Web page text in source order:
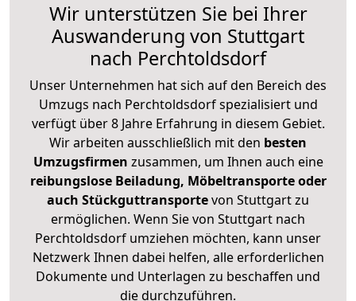
Wir unterstützen Sie bei Ihrer
Auswanderung von Stuttgart
nach Perchtoldsdorf
Unser Unternehmen hat sich auf den Bereich des
Umzugs nach Perchtoldsdorf spezialisiert und
verfügt über 8 Jahre Erfahrung in diesem Gebiet.
Wir arbeiten ausschließlich mit den besten
Umzugsfirmen zusammen, um Ihnen auch eine
reibungslose Beiladung, Möbeltransporte oder
auch Stückguttransportevon Stuttgart zu
ermöglichen. Wenn Sie von Stuttgart nach
Perchtoldsdorf umziehen möchten, kann unser
Netzwerk Ihnen dabei helfen, alle erforderlichen
Dokumente und Unterlagen zu beschaffen und
die durchzuführen.